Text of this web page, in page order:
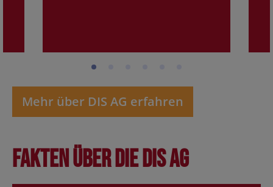
Mehr über DIS AG erfahren
Fakten über die DIS AG